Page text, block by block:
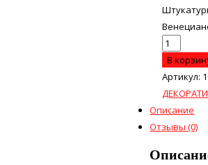
В
Артикул:
Описание
Отзывы (0)